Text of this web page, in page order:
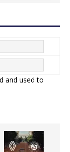
and used to